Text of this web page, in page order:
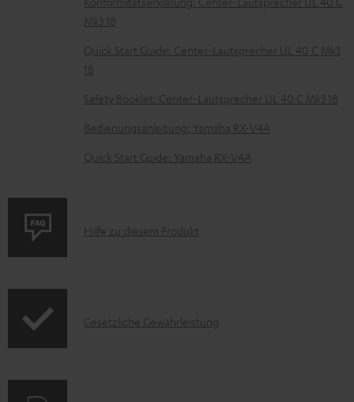
n
t
e
r
l
d
Mk3 18
Quick Start Guide: Center-Lautsprecher UL 40 C Mk3
18
Safety Booklet: Center-Lautsprecher UL 40 C Mk3 18
Bedienungsanleitung: Yamaha RX-V4A
Quick Start Guide: Yamaha RX-V4A
P
u
Hilfe zu diesem Produkt
IGesetzliche Gewährleistung